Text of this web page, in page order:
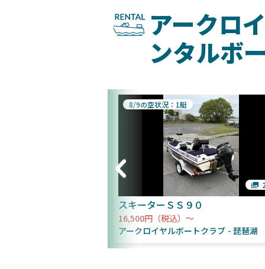
アークロ
ンタルボ
スキーターＳＳ９０
16,500円（税込）～
アークロイヤルボートクラブ
琵琶湖
8/9の空状況：1艇